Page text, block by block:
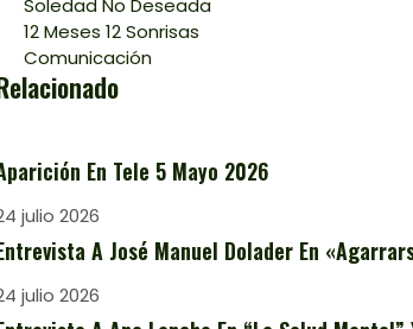
Soledad No Deseada
12 Meses 12 Sonrisas
Comunicación
En Tele 5 Mayo 2026
julio 2026
A José Manuel Dolader En
julio 2026